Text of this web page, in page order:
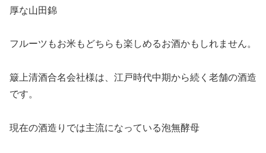
厚な山田錦
フルーツもお米もどちらも楽しめるお酒かもしれません。
簸上清酒合名会社様は、江戸時代中期から続く老舗の酒造
です。
現在の酒造りでは主流になっている泡無酵母